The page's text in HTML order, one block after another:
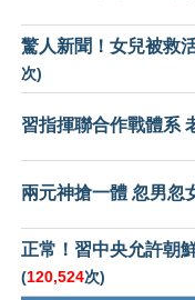
驚人新聞！女兒被救
次)
習指揮聯合作戰體系
兩元神搶一體 忽男忽
正常！習中央允許朝
(120,524次)